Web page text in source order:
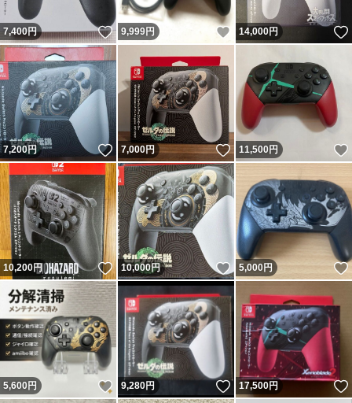
7,400円 いいね！
9,999円 いいね！
14,000円
7,200円 いいね！
7,000円 いいね！
11,500円
10,200円 いいね！
10,000円 いいね！
5,000円
5,600円 いいね！
9,280円 いいね！
17,500円